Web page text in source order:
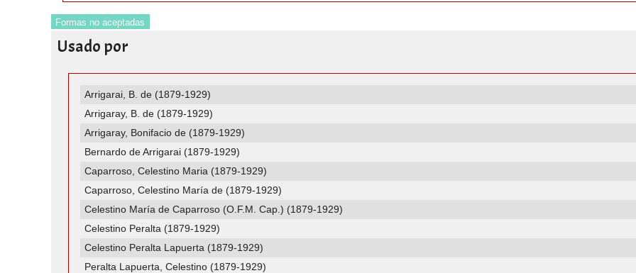
Formas no aceptadas
Usado por
Arrigarai, B. de (1879-1929)
Arrigaray, B. de (1879-1929)
Arrigaray, Bonifacio de (1879-1929)
Bernardo de Arrigarai (1879-1929)
Caparroso, Celestino Maria (1879-1929)
Caparroso, Celestino María de (1879-1929)
Celestino María de Caparroso (O.F.M. Cap.) (1879-1929)
Celestino Peralta (1879-1929)
Celestino Peralta Lapuerta (1879-1929)
Peralta Lapuerta, Celestino (1879-1929)